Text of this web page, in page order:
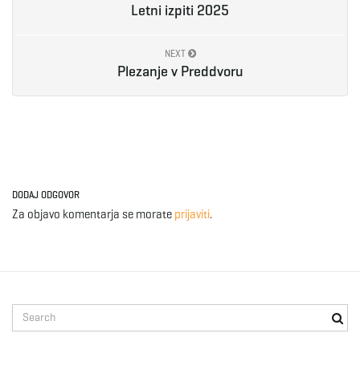
Letni izpiti 2025
NEXT
Plezanje v Preddvoru
DODAJ ODGOVOR
Za objavo komentarja se morate prijaviti.
e